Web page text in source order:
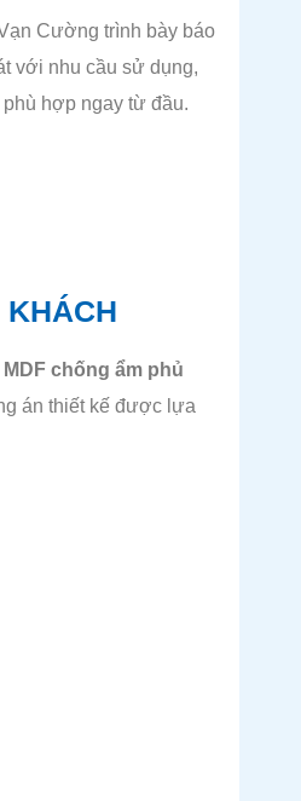
Cường trình bày báo
với nhu cầu sử dụng,
hợp ngay từ đầu.
KHÁCH
MDF chống ẩm phủ
án thiết kế được lựa